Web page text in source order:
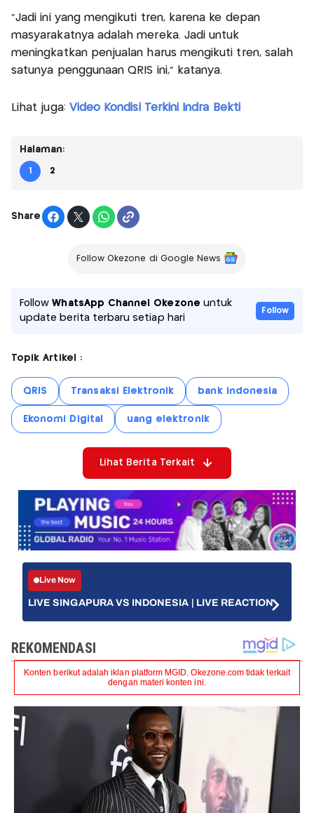
"Jadi ini yang mengikuti tren, karena ke depan
masyarakatnya adalah mereka. Jadi untuk
meningkatkan penjualan harus mengikuti tren, salah
satunya penggunaan QRIS ini," katanya.
Lihat juga: Video Kondisi Terkini Indra Bekti
Halaman:
1 2
Share
Follow Okezone di Google News
FollowWhatsApp Channel Okezone untuk
update berita terbaru setiap hari
Follow
Topik Artikel :
QRIS Transaksi Elektronik bank indonesia
Ekonomi Digital uang elektronik
Lihat Berita Terkait
Live Now
LIVE SINGAPURA VS INDONESIA | LIVE REACTION